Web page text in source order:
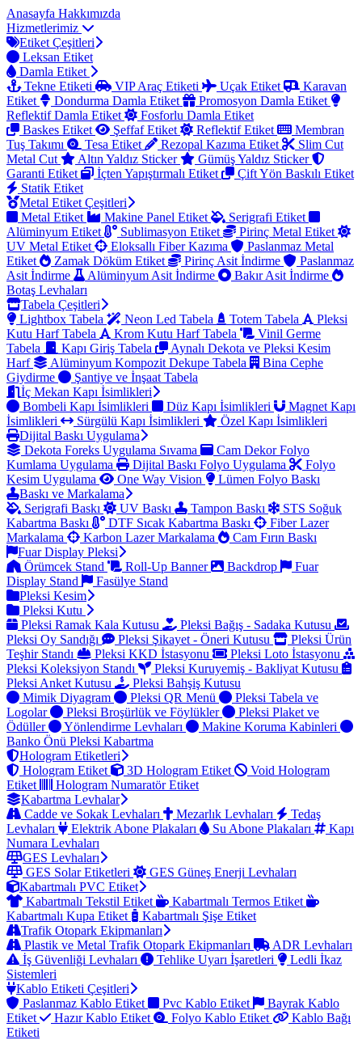
Anasayfa Hakkımızda
Hizmetlerimiz
Etiket Çeşitleri
Leksan Etiket
Damla Etiket
Tekne Etiketi
VIP Araç Etiketi Uçak Etiket
Karavan
Etiket
Dondurma Damla Etiket
Promosyon Damla Etiket
Reflektif Damla Etiket
Fosforlu Damla Etiket
Baskes Etiket
Şeffaf Etiket Reflektif Etiket
Membran
Tuş Takımı
Tesa Etiket Rezopal Kazıma Etiket
Slim Cut
Metal Cut
Altın Yaldız Sticker
Gümüş Yaldız Sticker
Garanti Etiket
İçten Yapıştırmalı Etiket
Çift Yön Baskılı Etiket
Statik Etiket
Metal Etiket Çeşitleri
Metal Etiket
Makine Panel Etiket
Serigrafi Etiket
Alüminyum Etiket
Sublimasyon Etiket
Pirinç Metal Etiket
UV Metal Etiket
Eloksallı Fiber Kazıma
Paslanmaz Metal
Etiket
Zamak Döküm Etiket Pirinç Asit İndirme
Paslanmaz
Asit İndirme
Alüminyum Asit İndirme
Bakır Asit İndirme
Botaş Levhaları
Tabela Çeşitleri
Lightbox Tabela
Neon Led Tabela Totem Tabela
Pleksi
Kutu Harf Tabela
Krom Kutu Harf Tabela
Vinil Germe
Tabela
Kapı Giriş Tabela
Aynalı Dekota ve Pleksi Kesim
Harf
Alüminyum Kompozit Dekupe Tabela
Bina Cephe
Giydirme
Şantiye ve İnşaat Tabela
İç Mekan Kapı İsimlikleri
Bombeli Kapı İsimlikleri
Düz Kapı İsimlikleri
Magnet Kapı
İsimlikleri
Sürgülü Kapı İsimlikleri
Özel Kapı İsimlikleri
Dijital Baskı Uygulama
Dekota Foreks Uygulama Sıvama
Cam Dekor Folyo
Kumlama Uygulama
Dijital Baskı Folyo Uygulama
Folyo
Kesim Uygulama
One Way Vision
Lümen Folyo Baskı
Baskı ve Markalama
Serigrafi Baskı
UV Baskı Tampon Baskı
STS Soğuk
Kabartma Baskı
DTF Sıcak Kabartma Baskı
Fiber Lazer
Markalama
Karbon Lazer Markalama
Cam Fırın Baskı
Fuar Display Pleksi
Örümcek Stand
Roll-Up Banner Backdrop
Fuar
Display Stand
Fasülye Stand
Pleksi Kesim
Pleksi Kutu
Pleksi Ramak Kala Kutusu
Pleksi Bağış - Sadaka Kutusu
Pleksi Oy Sandığı
Pleksi Şikayet - Öneri Kutusu
Pleksi Ürün
Teşhir Standı
Pleksi KKD İstasyonu
Pleksi Loto İstasyonu
Pleksi Koleksiyon Standı
Pleksi Kuruyemiş - Bakliyat Kutusu
Pleksi Anket Kutusu
Pleksi Bahşiş Kutusu
Mimik Diyagram
Pleksi QR Menü
Pleksi Tabela ve
Logolar
Pleksi Broşürlük ve Föylükler
Pleksi Plaket ve
Ödüller
Yönlendirme Levhaları
Makine Koruma Kabinleri
Banko Önü Pleksi Kabartma
Hologram Etiketleri
Hologram Etiket
3D Hologram Etiket
Void Hologram
Etiket
Hologram Numaratör Etiket
Kabartma Levhalar
Cadde ve Sokak Levhaları
Mezarlık Levhaları
Tedaş
Levhaları
Elektrik Abone Plakaları Su Abone Plakaları
Kapı
Numara Levhaları
GES Levhaları
GES Solar Etiketleri
GES Güneş Enerji Levhaları
Kabartmalı PVC Etiket
Kabartmalı Tekstil Etiket
Kabartmalı Termos Etiket
Kabartmalı Kupa Etiket
Kabartmalı Şişe Etiket
Trafik Otopark Ekipmanları
Plastik ve Metal Trafik Otopark Ekipmanları
ADR Levhaları
İş Güvenliği Levhaları
Tehlike Uyarı İşaretleri
Ledli İkaz
Sistemleri
Kablo Etiketi Çeşitleri
Paslanmaz Kablo Etiket
Pvc Kablo Etiket
Bayrak Kablo
Etiket
Hazır Kablo Etiket Folyo Kablo Etiket
Kablo Bağı
Etiketi